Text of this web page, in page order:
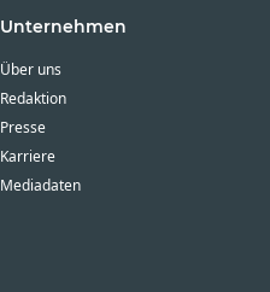
Unternehmen
Über uns
Redaktion
Presse
Karriere
Mediadaten